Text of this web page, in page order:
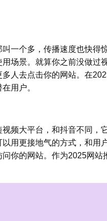
叫一个多，传播速度也快得
用场景。就算你之前没做过
多人去点击你的网站。在
用户。
视频大平台，和抖音不同，
以用更接地气的方式，和用
问你的网站。作为2025网